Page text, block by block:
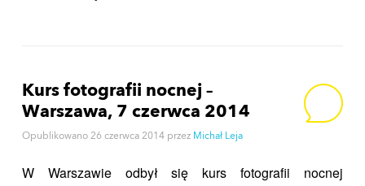
Kurs fotografii nocnej –
Warszawa, 7 czerwca 2014
Opublikowano 26 czerwca 2014 przez Michał Leja
W Warszawie odbył się kurs fotografii nocnej